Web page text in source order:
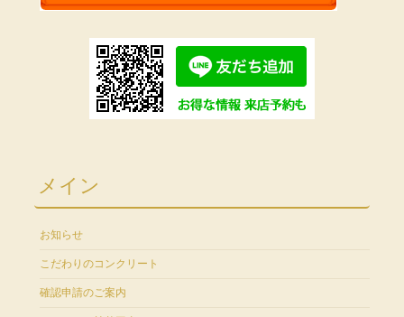
メイン
お知らせ
こだわりのコンクリート
確認申請のご案内